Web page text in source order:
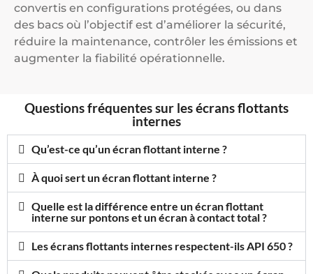
convertis en configurations protégées, ou dans
des bacs où l’objectif est d’améliorer la sécurité,
réduire la maintenance, contrôler les émissions et
augmenter la fiabilité opérationnelle.
Questions fréquentes sur les écrans flottants
internes
Qu’est-ce qu’un écran flottant interne ?
À quoi sert un écran flottant interne ?
Quelle est la différence entre un écran flottant
interne sur pontons et un écran à contact total ?
Les écrans flottants internes respectent-ils API 650 ?